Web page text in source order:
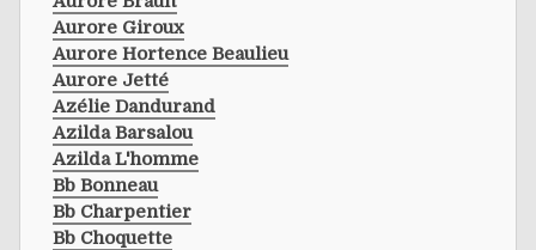
Aurore Giroux
Aurore Hortence Beaulieu
Aurore Jetté
Azélie Dandurand
Azilda Barsalou
Azilda L'homme
Bb Bonneau
Bb Charpentier
Bb Choquette